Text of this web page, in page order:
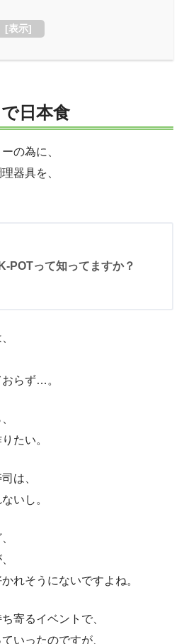
[表示]
日本食
の為に、
器具を、
POTって知ってますか？
らず…。
たい。
は、
いし。
れそうにないですよね。
寄るイベントで、
いったのですが、